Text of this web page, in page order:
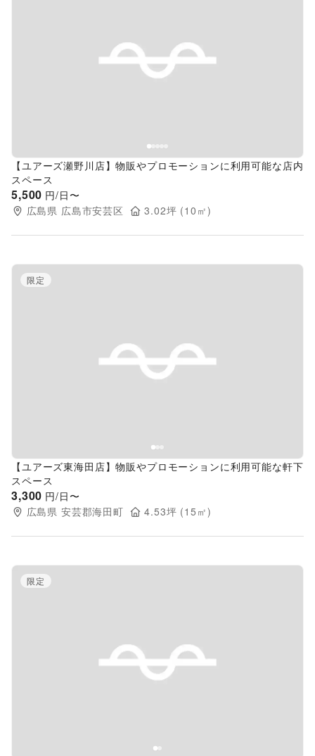
Previous slide
【ユアーズ瀬野川店】物販やプロモーションに利用可能な店内
スペース
5,500 円/日〜
広島県 広島市安芸区 3.02坪 (10 ㎡)
Previous slide
限定
【ユアーズ東海田店】物販やプロモーションに利用可能な軒下
スペース
3,300 円/日〜
広島県 安芸郡海田町 4.53坪 (15 ㎡)
Previous slide
限定